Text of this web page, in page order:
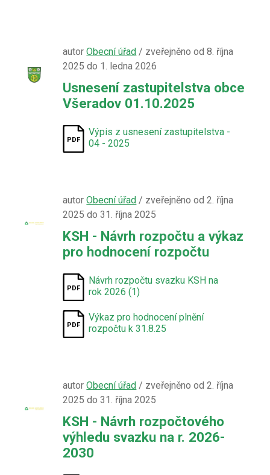
autorObecní úřad / zveřejněno od 8. října
2025 do 1. ledna 2026
Usnesení zastupitelstva obce
Všeradov 01.10.2025
Výpis z usnesení zastupitelstva -
04 - 2025
autorObecní úřad / zveřejněno od 2. října
2025 do 31. října 2025
KSH - Návrh rozpočtu a výkaz
pro hodnocení rozpočtu
Návrh rozpočtu svazku KSH na
rok 2026 (1)
Výkaz pro hodnocení plnění
rozpočtu k 31.8.25
autorObecní úřad / zveřejněno od 2. října
2025 do 31. října 2025
KSH - Návrh rozpočtového
výhledu svazku na r. 2026-
2030